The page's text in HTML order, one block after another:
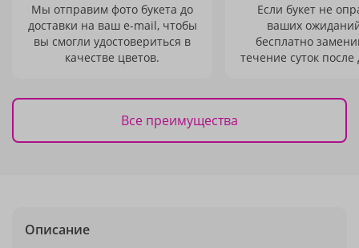
Мы отправим фото букета до
доставки на ваш e-mail, чтобы
вы смогли удостовериться в
качестве цветов.
Если букет не
ваших
бесплатно
течение суток после
Все преимущества
Описание